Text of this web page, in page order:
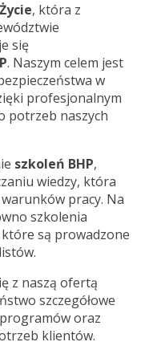
, która z
się
. Naszym celem jest
w
profesjonalnym
potrzeb naszych
szkoleń BHP,
wiedzy, która
pracy. Na
szkolenia
są prowadzone
z naszą ofertą
szczegółowe
oraz
klientów.